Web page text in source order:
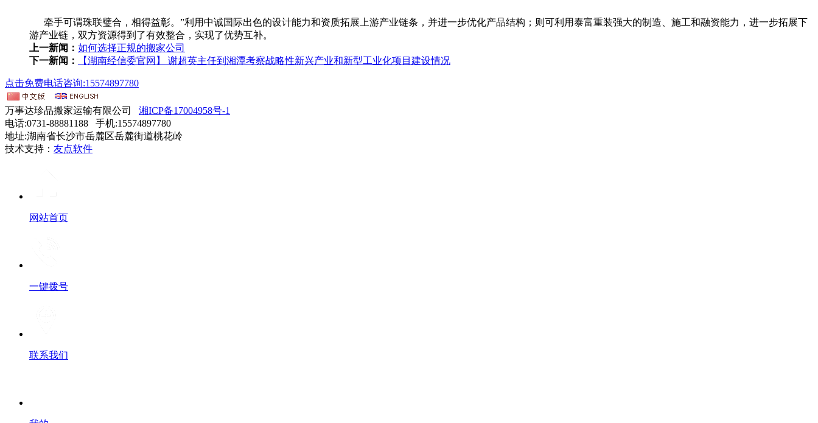
牵手可谓珠联璧合，相得益彰。”利用中诚国际出色的设计能力和资质拓展上游产业链条，并进一步优化产品结构；则可利用泰富重装强大的制造、施工和融资能力，进一步拓展下
游产业链，双方资源得到了有效整合，实现了优势互补。
上一新闻： 如何选择正规的搬家公司
下一新闻：
【湖南经信委官网】 谢超英主任到湘潭考察战略性新兴产业和新型工业化项目建设情况
点击免费电话咨询:15574897780
万事达珍品搬家运输有限公司 湘ICP备17004958号-1
电话:0731-88881188 手机:15574897780
地址:湖南省长沙市岳麓区岳麓街道桃花岭
技术支持： 友点软件
网站首页
一键拨号
联系我们